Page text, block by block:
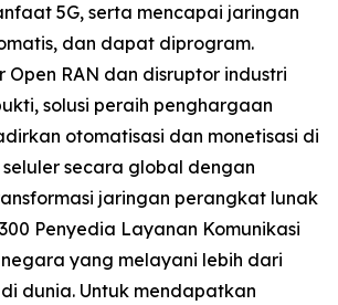
5G, serta mencapai jaringan
dan dapat diprogram.
RAN dan disruptor industri
solusi peraih penghargaan
otomatisasi dan monetisasi di
secara global dengan
jaringan perangkat lunak
Penyedia Layanan Komunikasi
yang melayani lebih dari
dunia. Untuk mendapatkan